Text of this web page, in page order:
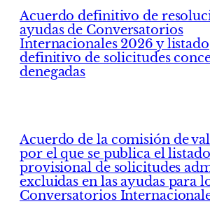
Acuerdo definitivo de
ayudas de Conversatorios
Internacionales 2026 y listado
definitivo de solicitudes
denegadas
Acuerdo de la comisión de
por el que se publica el listado
provisional de solicitudes
excluidas en las ayudas para
Conversatorios